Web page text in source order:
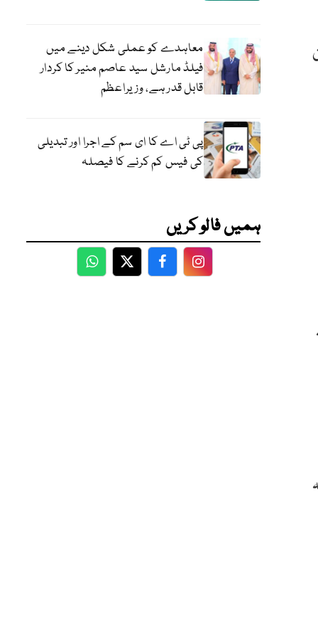
معاہدے کو عملی شکل دینے میں
فیلڈ مارشل سید عاصم منیر کا کردار
قابل قدر ہے، وزیراعظم
پی ٹی اے کا ای سم کے اجرا اور تبدیلی
کی فیس کم کرنے کا فیصلہ
ہمیں فالو کریں
WhatsApp
TwitterFacebookFacebook